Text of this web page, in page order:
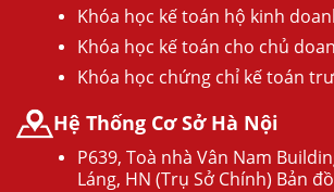
Khóa học kế toán hộ kinh
Khóa học kế toán cho chủ
Khóa học chứng chỉ kế toán
Hệ Thống Cơ Sở Hà Nội
P639, Toà nhà Vân Nam
Láng, HN (Trụ Sở Chính) Bản đồ